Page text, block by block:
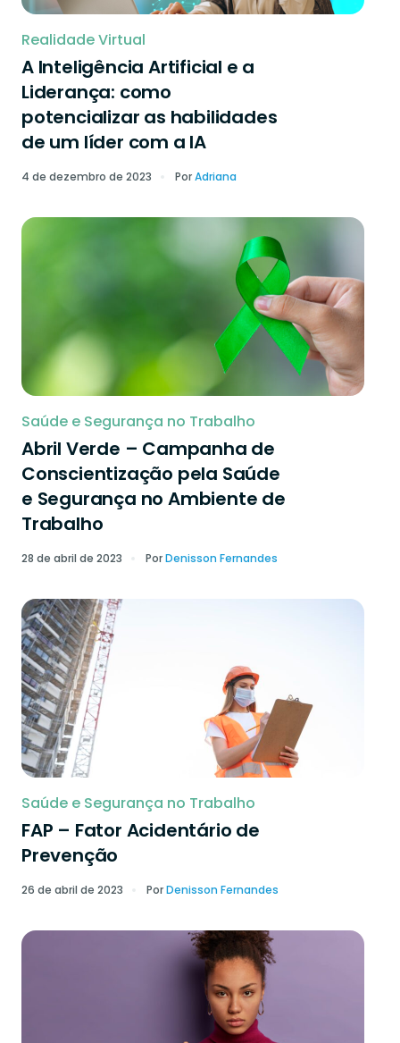
Realidade Virtual
A Inteligência Artificial e a
Liderança: como
potencializar as habilidades
de um líder com a IA
4 de dezembro de 2023 PorAdriana
Saúde e Segurança no Trabalho
Abril Verde – Campanha de
Conscientização pela Saúde
e Segurança no Ambiente de
Trabalho
28 de abril de 2023 PorDenisson Fernandes
Saúde e Segurança no Trabalho
FAP – Fator Acidentário de
Prevenção
26 de abril de 2023 PorDenisson Fernandes